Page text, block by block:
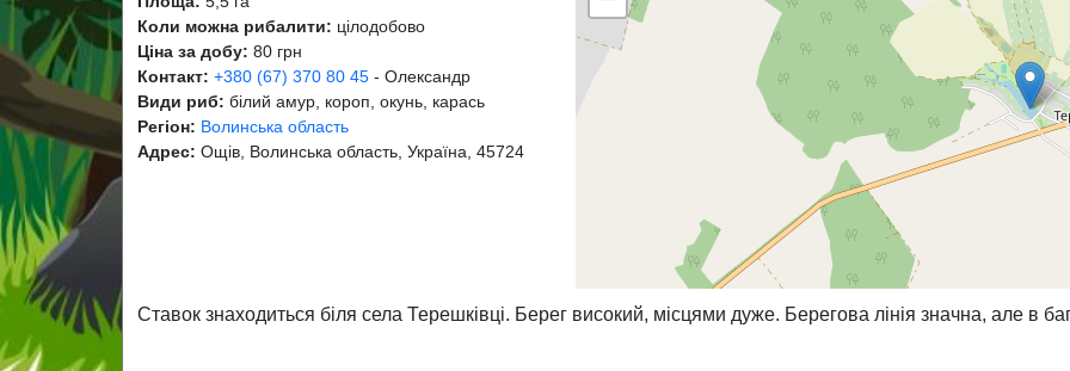
Коли можна рибалити: цілодобово
Ціна за добу: 80 грн
Контакт: +380 (67) 370 80 45 - Олександр
Види риб: білий амур, короп, окунь, карась
Регіон: Волинська область
Адрес: Ощів, Волинська область, Україна, 45724
Ставок знаходиться біля села Терешківці. Берег високий, місцями дуже. Берегова лінія значна, але в